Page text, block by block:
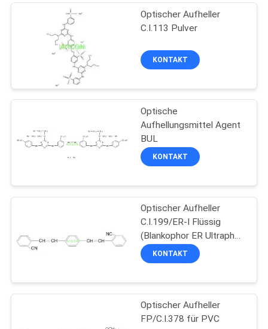
Optischer Aufheller
C.I.113 Pulver
KONTAKT
Optische
Aufhellungsmittel Agent
BUL
KONTAKT
Optischer Aufheller
C.I.199/ER-I Flüssig
(Blankophor ER Ultraphor
RN)KONTAKT
Optischer Aufheller
FP/C.I.378 für PVC